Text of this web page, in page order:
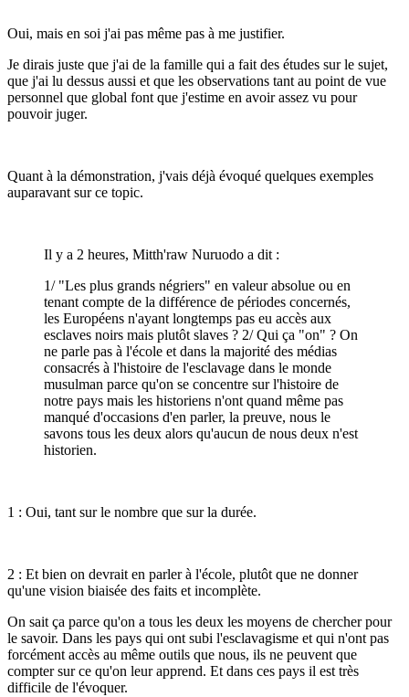
Oui, mais en soi j'ai pas même pas à me justifier.
Je dirais juste que j'ai de la famille qui a fait des études sur le sujet,
que j'ai lu dessus aussi et que les observations tant au point de vue
personnel que global font que j'estime en avoir assez vu pour
pouvoir juger.
Quant à la démonstration, j'vais déjà évoqué quelques exemples
auparavant sur ce topic.
Il y a 2 heures, Mitth'raw Nuruodo a dit :
1/ "Les plus grands négriers" en valeur absolue ou en
tenant compte de la différence de périodes concernés,
les Européens n'ayant longtemps pas eu accès aux
esclaves noirs mais plutôt slaves ? 2/ Qui ça "on" ? On
ne parle pas à l'école et dans la majorité des médias
consacrés à l'histoire de l'esclavage dans le monde
musulman parce qu'on se concentre sur l'histoire de
notre pays mais les historiens n'ont quand même pas
manqué d'occasions d'en parler, la preuve, nous le
savons tous les deux alors qu'aucun de nous deux n'est
historien.
1 : Oui, tant sur le nombre que sur la durée.
2 : Et bien on devrait en parler à l'école, plutôt que ne donner
qu'une vision biaisée des faits et incomplète.
On sait ça parce qu'on a tous les deux les moyens de chercher pour
le savoir. Dans les pays qui ont subi l'esclavagisme et qui n'ont pas
forcément accès au même outils que nous, ils ne peuvent que
compter sur ce qu'on leur apprend. Et dans ces pays il est très
difficile de l'évoquer.